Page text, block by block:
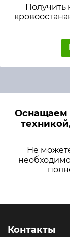
Получить
Оснащаем
Не
Контакты